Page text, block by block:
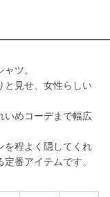
ツ。
と見せ、女性らしい
いめコーデまで幅広
を程よく隠してくれ
番アイテムです。